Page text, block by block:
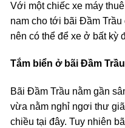
Với một chiếc xe máy
nam cho tới bãi Đầm
nên có thể để xe ở bất kỳ
Tắm biển ở bãi Đầm Trầu
Bãi Đầm Trầu nằm gần
vừa nằm nghỉ ngơi thư
chiều tại đây. Tuy nhiên